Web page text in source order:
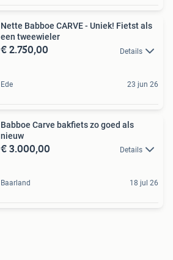
Nette Babboe CARVE - Uniek! Fietst als
een tweewieler
€ 2.750,00 Details
Ede 23 jun 26
Babboe Carve bakfiets zo goed als
nieuw
€ 3.000,00 Details
Baarland 18 jul 26